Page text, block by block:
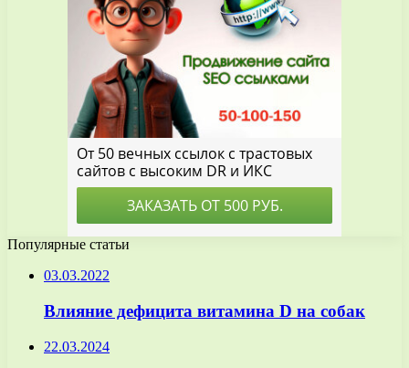
Популярные статьи
03.03.2022
Влияние дефицита витамина D на собак
22.03.2024